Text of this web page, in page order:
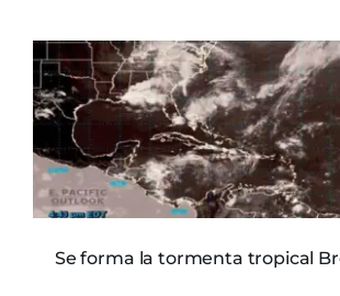
Se forma la tormenta tropical